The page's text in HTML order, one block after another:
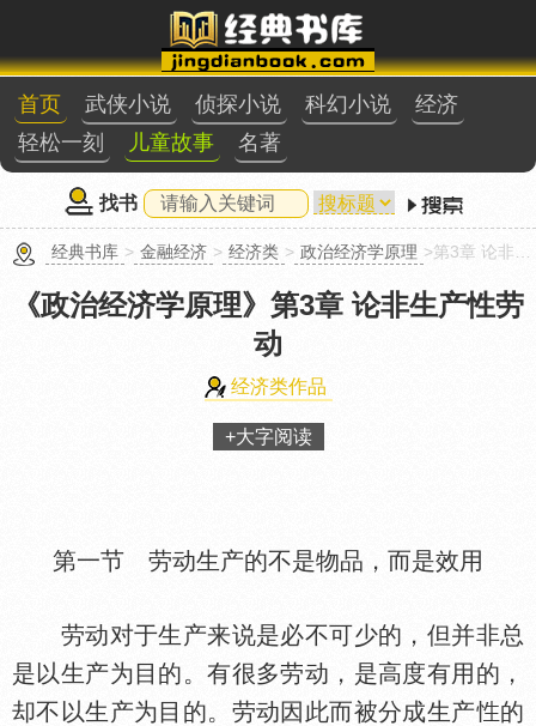
首页 武侠小说 侦探小说 科幻小说
经济
轻松一刻
儿童故事 名著
找书
经典书库 > 金融经济 > 经济类 > 政治经济学原理 >第3章 论非生产性劳动
《政治经济学原理》 第3章 论非生产性劳
动
经济类作品
+大字阅读
第一节 劳动生产的不是物品，而是效用
劳动对于生产来说是必不可少的，但并非总
是以生产为目的。有很多劳动，是高度有用的，
却不以生产为目的。劳动因此而被分成生产
的